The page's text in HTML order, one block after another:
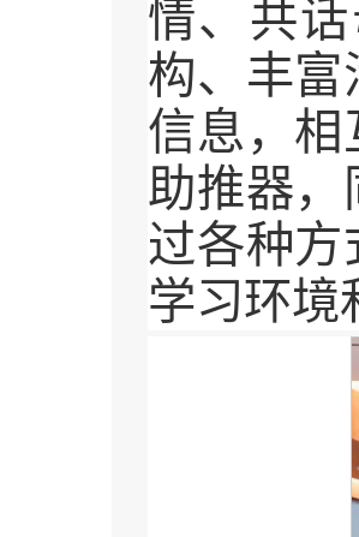
情、共
构、丰
信息，
助推器
过各种
学习环境